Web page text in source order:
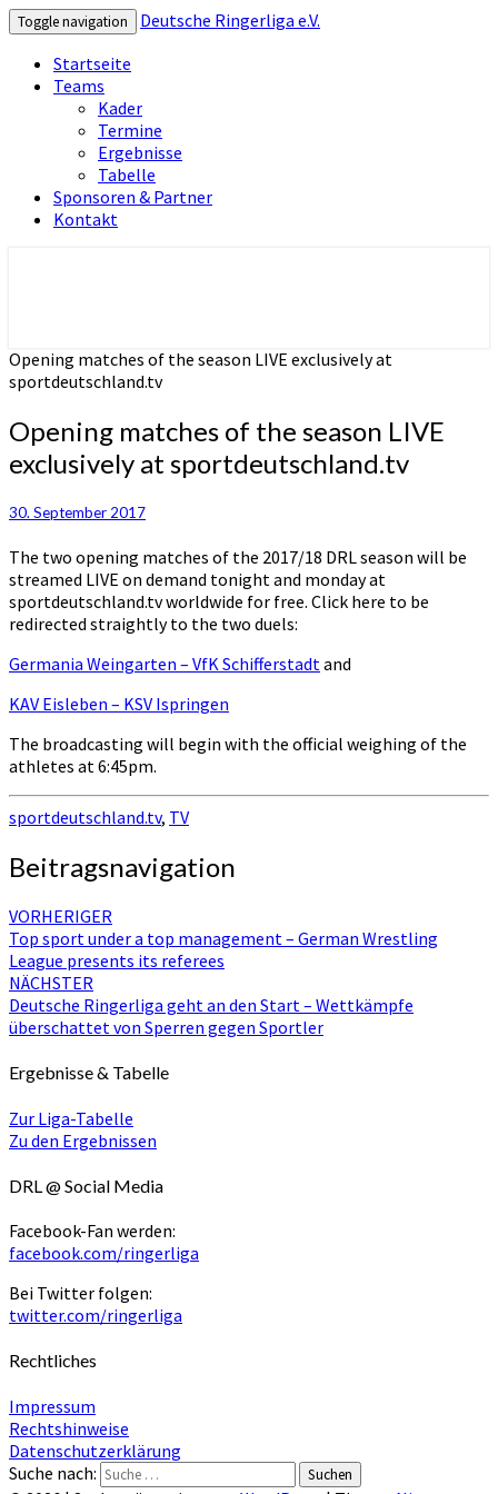
Toggle navigation
Deutsche Ringerliga e.V.
Startseite
Teams
Kader
Termine
Ergebnisse
Tabelle
Sponsoren & Partner
Kontakt
Opening matches of the season LIVE exclusively at
sportdeutschland.tv
Opening matches of the season LIVE
exclusively at sportdeutschland.tv
30. September 2017
The two opening matches of the 2017/18 DRL season will be
streamed LIVE on demand tonight and monday at
sportdeutschland.tv worldwide for free. Click here to be
redirected straightly to the two duels:
Germania Weingarten – VfK Schifferstadtand
KAV Eisleben – KSV Ispringen
The broadcasting will begin with the official weighing of the
athletes at 6:45pm.
sportdeutschland.tv, TV
Beitragsnavigation
VORHERIGER
Top sport under a top management – German Wrestling
League presents its referees
NÄCHSTER
Deutsche Ringerliga geht an den Start – Wettkämpfe
überschattet von Sperren gegen Sportler
Ergebnisse & Tabelle
Zur Liga-Tabelle
Zu den Ergebnissen
DRL @ Social Media
Facebook-Fan werden:
facebook.com/ringerliga
Bei Twitter folgen:
twitter.com/ringerliga
Rechtliches
Impressum
Rechtshinweise
Datenschutzerklärung
Suche nach:
Suchen